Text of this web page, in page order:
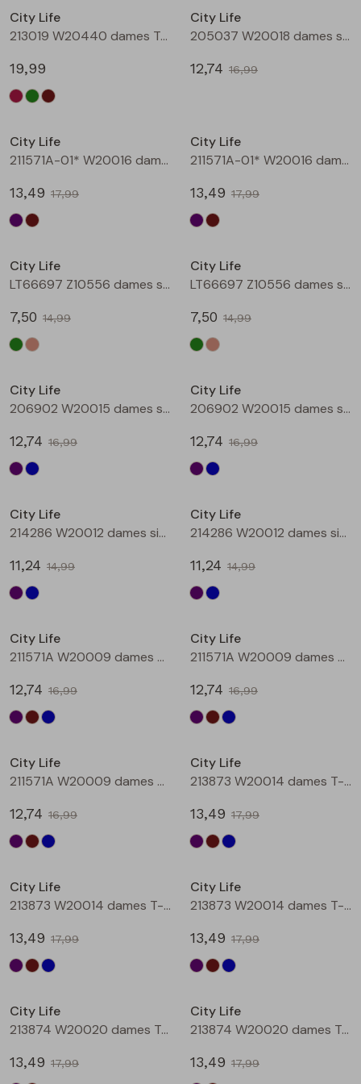
Blouses lange mouw
Sweatshirts
Gilet spencers
Jackjes
Blazers
Bermuda's
Bermuda's
Lange broek
Jackjes
Jassen
Leggings
Rokken
Lange broeken
Lange broeken
Leggings
T-shirts lange mouw
Tops
Vesten
City Life
213019 W20440 dames T-shirt lm Bruin
19,99
City Life
205037 W20018 dames singlet Aubergine
12,74 16,99
City Life
211571A-01* W20016 dames T-shirt km aubergine
13,49 17,99
City Life
211571A-01* W20016 dames T-shirt km bruin
13,49 17,99
City Life
LT66697 Z10556 dames singlet Army
7,50 14,99
City Life
LT66697 Z10556 dames singlet Kit
7,50 14,99
City Life
206902 W20015 dames singlet Aubergine
12,74 16,99
City Life
206902 W20015 dames singlet Petrol
12,74 16,99
City Life
214286 W20012 dames singlet Aubergine
11,24 14,99
City Life
214286 W20012 dames singlet Petrol
11,24 14,99
City Life
211571A W20009 dames T-shirt km Aubergine
12,74 16,99
City Life
211571A W20009 dames T-shirt km Bruin
12,74 16,99
City Life
211571A W20009 dames T-shirt km Petrol
12,74 16,99
City Life
213873 W20014 dames T-shirt km Aubergine
13,49 17,99
City Life
213873 W20014 dames T-shirt km Bruin
13,49 17,99
City Life
213873 W20014 dames T-shirt km Petrol
13,49 17,99
City Life
213874 W20020 dames T-shirt km Aubergine
13,49 17,99
City Life
213874 W20020 dames T-shirt km Bruin
13,49 17,99